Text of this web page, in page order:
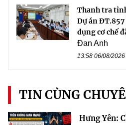
Thanh tra
Dự án
dụng cơ chế
Đan Anh
13:58 06/08/2026
TIN CÙNG
Hưng Yên: